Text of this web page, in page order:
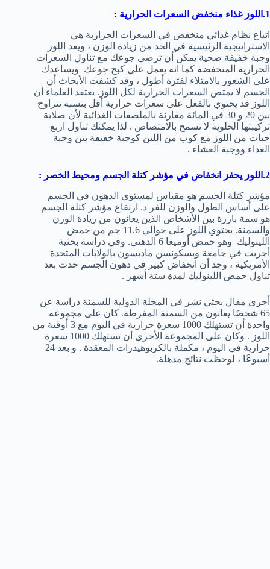
1.اللوز غذاء منخفض السعرات الحرارية
:
اتباع نظام غذائي منخفض في السعرات الحرارية هي
الاستراتيجية الرئيسية في الحد من زيادة الوزن ، ويعد اللوز
وجبة خفيفة صحية يمكن أن ترضي جوعك مع تناول السعرات
الحرارية المنخفضة كما انه يعمل علي كبح جوعك ويساعدك
على الشعور بالامتلاء لفترة أطول ، وقد كشفت الأبحاث أن
الجسم لا يمتص السعرات الحرارية لكل اللوز. يعتقد العلماء أن
اللوز قد يحتوي بالفعل على سعرات حرارية أقل بنسبة تتراوح
بين 20 و 30 في المائة مقارنة بالملصقات الغذائية لأن صلابة
تركيبتها الخلوية لا تسمح بالامتصاص . لذا يمكنك تناول اربع
حبات من اللوز مع كوب من اللبن كوجبة خفيفة بين وجبة
الغداء ووجبة العشاء .
2.اللوز يحفز انخفاض في مؤشر كتلة الجسم ومحيط الخصر
:
مؤشر كتلة الجسم هو مقياس لمستوى الدهون في الجسم
على أساس الطول والوزن للفر د. ارتفاع مؤشر كتلة الجسم
هو سمة بارزة بين الأشخاص الذين يعانون من زيادة الوزن
والسمنة. يحتوي اللوز على حوالي 11.6 جم من حمض
اللينوليك وهو حمض أوميغا 6 الدهني. وفي دراسة بحثية
أجريت في جامعة ويسكونسن ماديسون بالولايات المتحدة
الأمريكية ، وجد أن انخفاض كبير في دهون الجسم حدث بعد
تناول حمض اللينوليك لمدة ستة أشهر .
أجرى مقال بحثي نشر في المجلة الدولية للسمنة دراسة عن
65 شخصًا يعانون من السمنة المفرطة. كان على مجموعة
واحدة أن تستهلك 1000 سعرة حرارية في اليوم مع 3 أوقية من
اللوز . وكان على المجموعة الأخرى أن تستهلك 1000 سعرة
حرارية في اليوم ، مكملة بالكربوهيدرات المعقدة . و بعد 24
أسبوعًا ، لوحظت نتائج مذهلة.